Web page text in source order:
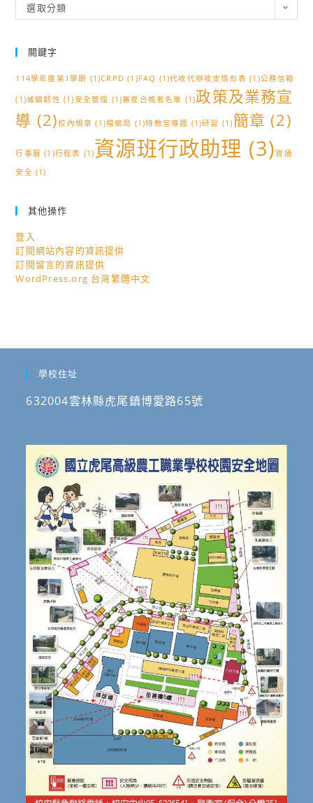
選取分類
關鍵字
114學年度第1學期 (1)CRPD (1)FAQ (1)代收代辦收支情形表 (1)公務信箱
(1)城鎮韌性 (1)安全管理 (1)審查合格者名單 (1)政策及業務宣
導 (2)校內規章 (1)檔案局 (1)特教宣導週 (1)研習 (1) 簡章 (2)
行事曆 (1)行程表 (1)資源班行政助理 (3)資通
安全 (1)
其他操作
登入
訂閱網站內容的資訊提供
訂閱留言的資訊提供
WordPress.org 台灣繁體中文
學校住址
632004雲林縣虎尾鎮博愛路65號